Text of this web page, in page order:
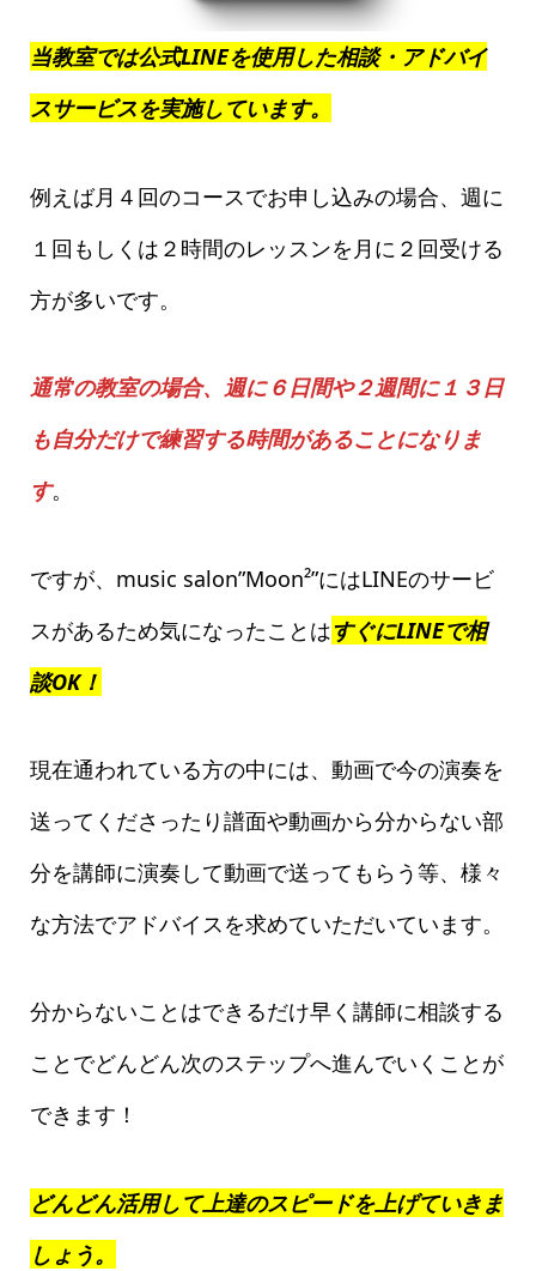
当教室では公式LINEを使用した相談・アドバイ
スサービスを実施しています。
例えば月４回のコースでお申し込みの場合、週に
１回もしくは２時間のレッスンを月に２回受ける
方が多いです。
通常の教室の場合、週に６日間や２週間に１３日
も自分だけで練習する時間があることになりま
す。
ですが、music salon”Moon²”にはLINEのサービ
スがあるため気になったことはすぐにLINEで相
談OK！
現在通われている方の中には、 動画で今の演奏を
送ってくださったり譜面や動画から分からない部
分を講師に演奏して動画で送ってもらう等、様々
な方法でアドバイスを求めていただいています。
分からないことはできるだけ早く講師に相談する
ことでどんどん次のステップへ進んでいくことが
できます！
どんどん活用して上達のスピードを上げていきま
しょう。